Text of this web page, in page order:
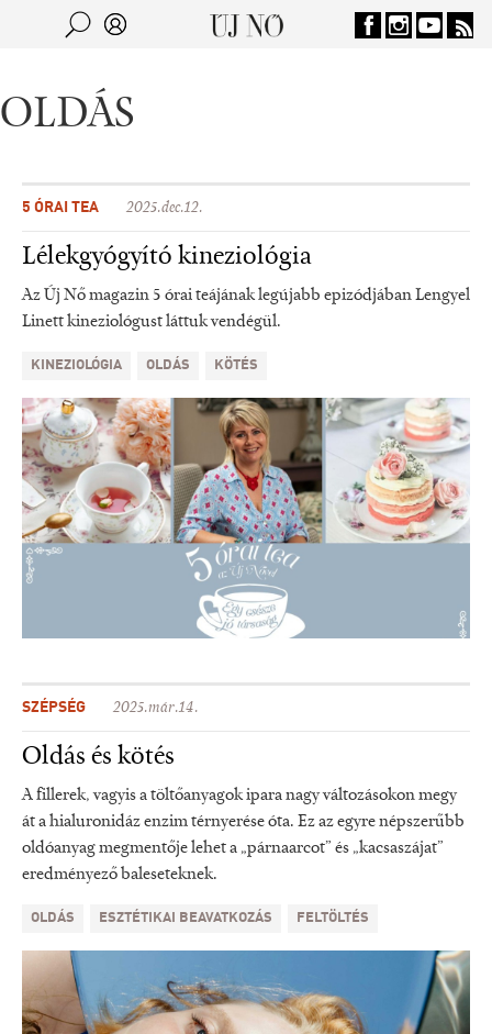
Jump to navigation
OLDÁS
5 ÓRAI TEA 2025.dec.12.
Lélekgyógyító kineziológia
Az Új Nő magazin 5 órai teájának legújabb epizódjában Lengyel
Linett kineziológust láttuk vendégül.
KINEZIOLÓGIA OLDÁS KÖTÉS
SZÉPSÉG 2025.már.14.
Oldás és kötés
A fillerek, vagyis a töltőanyagok ipara nagy változásokon megy
át a hialuronidáz enzim térnyerése óta. Ez az egyre népszerűbb
oldóanyag megmentője lehet a „párnaarcot” és „kacsaszájat”
eredményező baleseteknek.
OLDÁS ESZTÉTIKAI BEAVATKOZÁS FELTÖLTÉS